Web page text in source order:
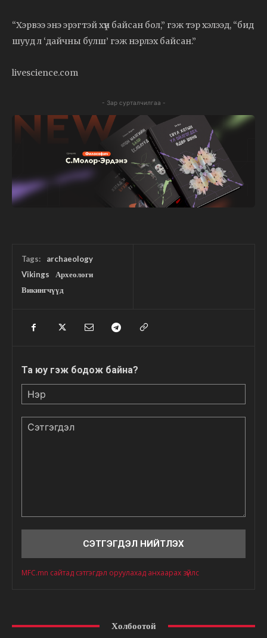
“Хэрвээ энэ эрэгтэй хүн байсан бол,” гэж тэр хэлээд, “бид
шууд л ‘дайчны булш’ гэж нэрлэх байсан.”
livescience.com
- Зар сурталчилгаа -
Tags:
archaeology
Vikings
Археологи
Викингчүүд
Та юу гэж бодож байна?
MFC.mn сайтад сэтгэгдэл оруулахад анхаарах зүйлс
Холбоотой